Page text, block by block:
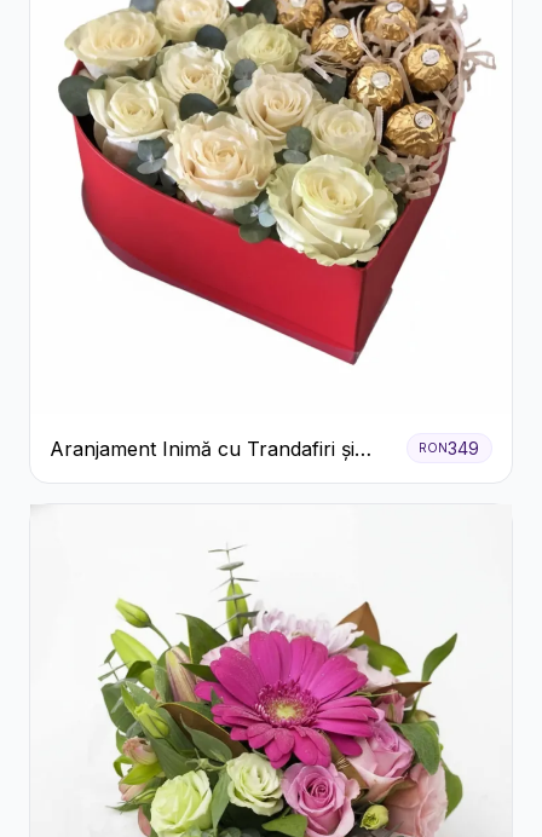
Aranjament Inimă cu Trandafiri și
Praline Ferrero
RON349